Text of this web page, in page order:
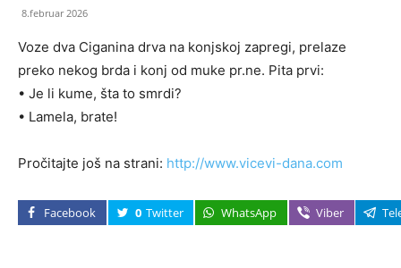
8.februar 2026
Voze dva Ciganina drva na konjskoj zapregi, prelaze
preko nekog brda i konj od muke pr.ne. Pita prvi:
• Je li kume, šta to smrdi?
• Lamela, brate!
Pročitajte još na strani: http://www.vicevi-dana.com
Facebook 0 Twitter WhatsApp Viber